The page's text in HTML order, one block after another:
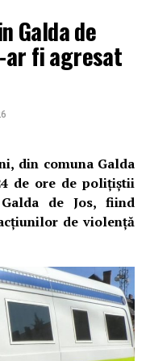
Galda de
ar fi agresat
din comuna Galda
de ore de polițiștii
de Jos, fiind
de violență